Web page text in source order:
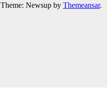
Theme: Newsup by Themeansar.